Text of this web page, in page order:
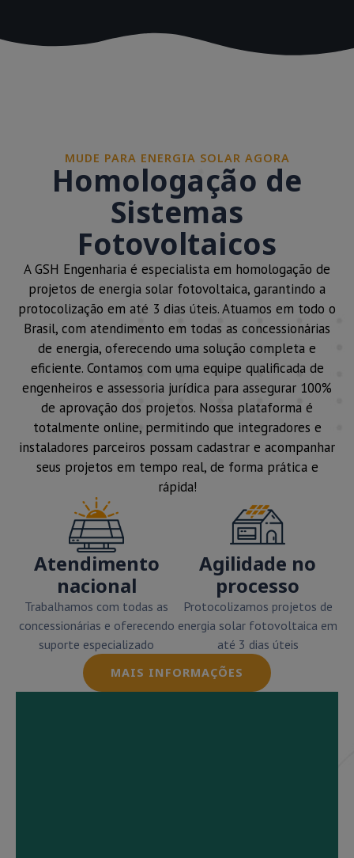
MUDE PARA ENERGIA SOLAR AGORA
Homologação de
Sistemas
Fotovoltaicos
A GSH Engenharia é especialista em homologação de
projetos de energia solar fotovoltaica, garantindo a
protocolização em até 3 dias úteis. Atuamos em todo o
Brasil, com atendimento em todas as concessionárias
de energia, oferecendo uma solução completa e
eficiente. Contamos com uma equipe qualificada de
engenheiros e assessoria jurídica para assegurar 100%
de aprovação dos projetos. Nossa plataforma é
totalmente online, permitindo que integradores e
instaladores parceiros possam cadastrar e acompanhar
seus projetos em tempo real, de forma prática e
rápida!
Atendimento
nacional
Trabalhamos com todas as
concessionárias e oferecendo
suporte especializado
Agilidade no
processo
Protocolizamos projetos de
energia solar fotovoltaica em
até 3 dias úteis
MAIS INFORMAÇÕES